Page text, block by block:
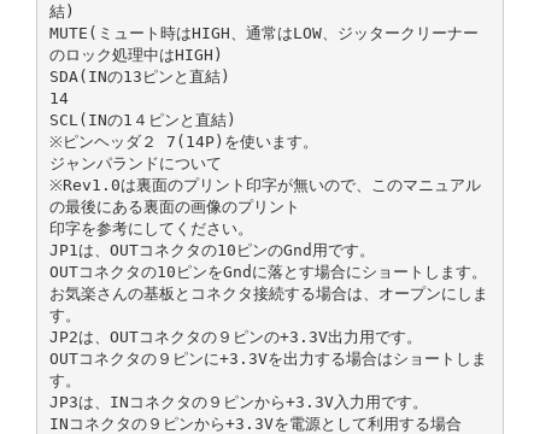
結)
MUTE(ミュート時はHIGH、通常はLOW、ジッタークリーナー
のロック処理中はHIGH)
SDA(INの13ピンと直結)
14
SCL(INの1４ピンと直結)
※ピンヘッダ２ 7(14P)を使います。
ジャンパランドについて
※Rev1.0は裏面のプリント印字が無いので、このマニュアル
の最後にある裏面の画像のプリント
印字を参考にしてください。
JP1は、OUTコネクタの10ピンのGnd用です。
OUTコネクタの10ピンをGndに落とす場合にショートします。
お気楽さんの基板とコネクタ接続する場合は、オープンにしま
す。
JP2は、OUTコネクタの９ピンの+3.3V出力用です。
OUTコネクタの９ピンに+3.3Vを出力する場合はショートしま
す。
JP3は、INコネクタの９ピンから+3.3V入力用です。
INコネクタの９ピンから+3.3Vを電源として利用する場合